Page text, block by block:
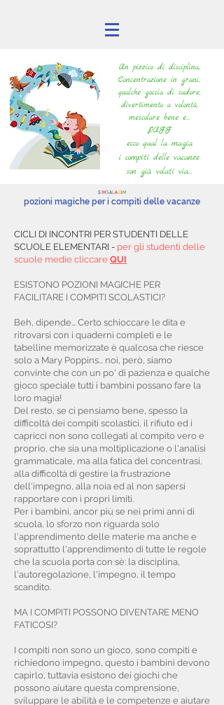
Un pizzico di disciplina,
Concentrazione in grani,
qualche goccia di sudore,
divertimento a volontà,
mescolare bene e...
PUFF
ecco qual la magia
i compiti delle vacanze
son già volati via...
S M SA A B M
pozioni magiche per i compiti delle vacanze
CICLI DI INCONTRI PER STUDENTI DELLE
SCUOLE ELEMENTARI - per gli studenti delle
scuole medie cliccare QUI
ESISTONO POZIONI MAGICHE PER
FACILITARE I COMPITI SCOLASTICI?
Beh, dipende... Certo schioccare le dita e
ritrovarsi con i quaderni completi e le
tabelline memorizzate è qualcosa che riesce
solo a Mary Poppins... noi, però, siamo
convinte che con un po' di pazienza e qualche
gioco speciale tutti i bambini possano fare la
loro magia!
Del resto, se ci pensiamo bene, spesso la
difficoltà dei compiti scolastici, il rifiuto ed i
capricci non sono collegati al compito vero e
proprio, che sia una moltiplicazione o l'analisi
grammaticale, ma alla fatica del concentrasi,
alla difficoltà di gestire la frustrazione
dell'impegno, alla noia ed al non sapersi
rapportare con i propri limiti.
Per i bambini, ancor più se nei primi anni di
scuola, lo sforzo non riguarda solo
l'apprendimento delle materie ma anche e
soprattutto l'apprendimento di tutte le regole
che la scuola porta con sè: la disciplina,
l'autoregolazione, l'impegno, il tempo
scandito.
MA I COMPITI POSSONO DIVENTARE MENO
FATICOSI?
I compiti non sono un gioco, sono compiti e
richiedono impegno, questo i bambini devono
capirlo, tuttavia esistono dei giochi che
possono aiutare questa comprensione,
sviluppare le abilità e le competenze e aiutare